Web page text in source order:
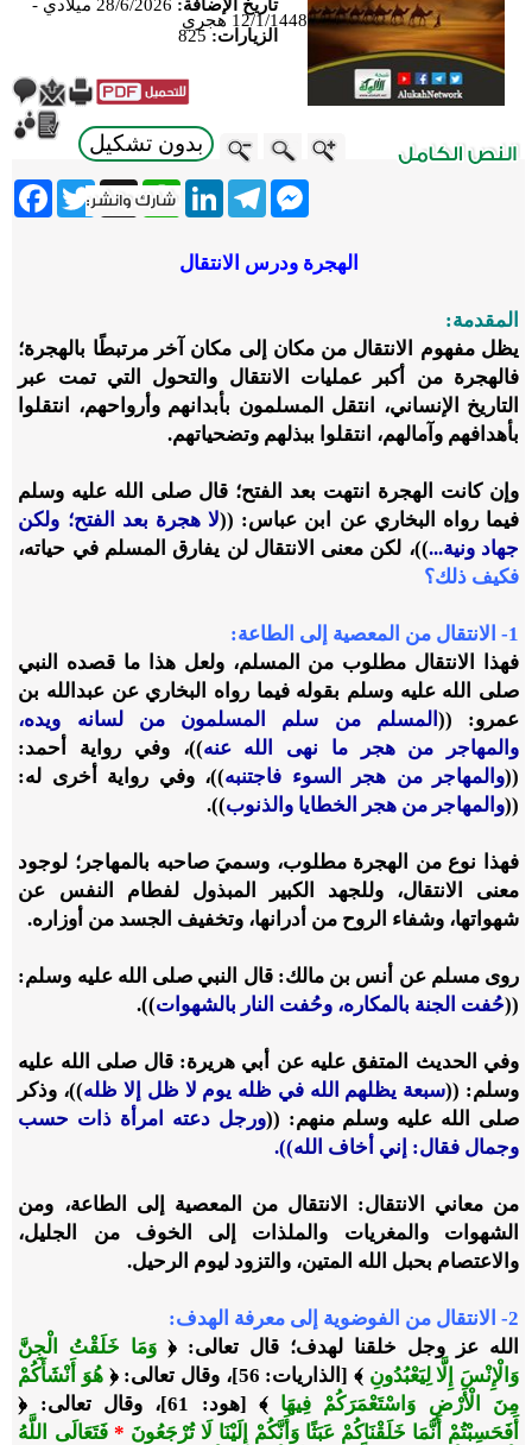
تاريخ الإضافة:
28/6/2026 ميلادي -
12/1/1448 هجري
الزيارات: 825
بدون تشكيل
Twitter X
WhatsApp
LinkedInTelegram
Messenger
الهجرة ودرس الانتقال
المقدمة:
يظل مفهوم الانتقال من مكان إلى مكان آخر مرتبطًا بالهجرة؛
فالهجرة من أكبر عمليات الانتقال والتحول التي تمت عبر
التاريخ الإنساني، انتقل المسلمون بأبدانهم وأرواحهم، انتقلوا
بأهدافهم وآمالهم، انتقلوا ببذلهم وتضحياتهم.
وإن كانت الهجرة انتهت بعد الفتح؛ قال صلى الله عليه وسلم
فيما رواه البخاري عن ابن عباس: ((لا هجرة بعد الفتح؛ ولكن
جهاد ونية...))، لكن معنى الانتقال لن يفارق المسلم في حياته،
فكيف ذلك؟
1- الانتقال من المعصية إلى الطاعة:
فهذا الانتقال مطلوب من المسلم، ولعل هذا ما قصده النبي
صلى الله عليه وسلم بقوله فيما رواه البخاري عن عبدالله بن
عمرو: (( المسلم من سلم المسلمون من لسانه ويده،
والمهاجر من هجر ما نهى الله عنه))، وفي رواية أحمد:
((والمهاجر من هجر السوء فاجتنبه))، وفي رواية أخرى له:
((والمهاجر من هجر الخطايا والذنوب)).
فهذا نوع من الهجرة مطلوب، وسميَ صاحبه بالمهاجر؛ لوجود
معنى الانتقال، وللجهد الكبير المبذول لفطام النفس عن
شهواتها، وشفاء الروح من أدرانها، وتخفيف الجسد من أوزاره.
روى مسلم عن أنس بن مالك: قال النبي صلى الله عليه وسلم:
((حُفت الجنة بالمكاره، وحُفت النار بالشهوات)).
وفي الحديث المتفق عليه عن أبي هريرة: قال صلى الله عليه
وسلم: ((سبعة يظلهم الله في ظله يوم لا ظل إلا ظله))، وذكر
صلى الله عليه وسلم منهم: ((ورجل دعته امرأة ذات حسب
وجمال فقال: إني أخاف الله)).
من معاني الانتقال: الانتقال من المعصية إلى الطاعة، ومن
الشهوات والمغريات والملذات إلى الخوف من الجليل،
والاعتصام بحبل الله المتين، والتزود ليوم الرحيل.
2- الانتقال من الفوضوية إلى معرفة الهدف:
الله عز وجل خلقنا لهدف؛ قال تعالى: ﴿ وَمَا خَلَقْتُ الْجِنَّ
وَالْإِنْسَ إِلَّا لِيَعْبُدُونِ ﴾ [الذاريات: 56]، وقال تعالى: ﴿
هُوَ أَنْشَأَكُمْ
مِنَ الْأَرْضِ وَاسْتَعْمَرَكُمْ فِيهَا ﴾ [هود: 61]، وقال تعالى: ﴿
أَفَحَسِبْتُمْ أَنَّمَا خَلَقْنَاكُمْ عَبَثًا وَأَنَّكُمْ إِلَيْنَا لَا تُرْجَعُونَ * فَتَعَالَى اللَّهُ